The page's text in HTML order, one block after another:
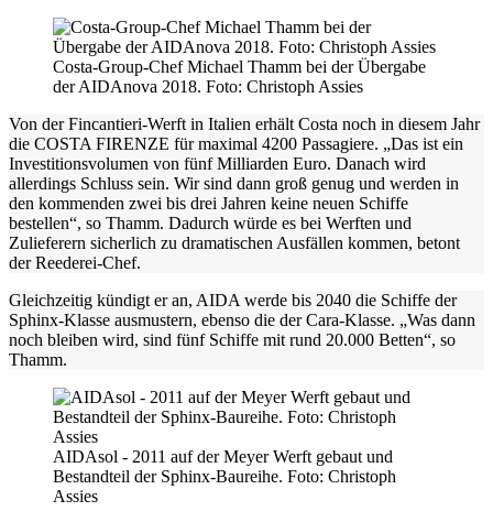
Costa-Group-Chef Michael Thamm bei der Übergabe
der AIDAnova 2018. Foto: Christoph Assies
Von der Fincantieri-Werft in Italien erhält Costa noch in diesem Jahr
die COSTA FIRENZE für maximal 4200 Passagiere. „Das ist ein
Investitionsvolumen von fünf Milliarden Euro. Danach wird
allerdings Schluss sein. Wir sind dann groß genug und werden in
den kommenden zwei bis drei Jahren keine neuen Schiffe
bestellen“, so Thamm. Dadurch würde es bei Werften und
Zulieferern sicherlich zu dramatischen Ausfällen kommen, betont
der Reederei-Chef.
Gleichzeitig kündigt er an, AIDA werde bis 2040 die Schiffe der
Sphinx-Klasse ausmustern, ebenso die der Cara-Klasse. „Was dann
noch bleiben wird, sind fünf Schiffe mit rund 20.000 Betten“, so
Thamm.
AIDAsol - 2011 auf der Meyer Werft gebaut und
Bestandteil der Sphinx-Baureihe. Foto: Christoph
Assies